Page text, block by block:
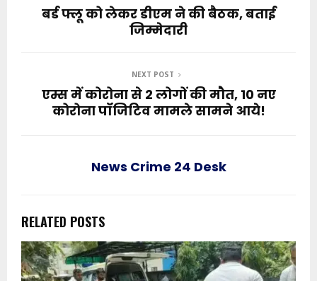
बर्ड फ्लू को लेकर डीएम ने की बैठक, बताई
जिम्मेदारी
NEXT POST
एम्स में कोरोना से 2 लोगों की मौत, 10 नए
कोरोना पॉजिटिव मामले सामने आये!
News Crime 24 Desk
RELATED POSTS